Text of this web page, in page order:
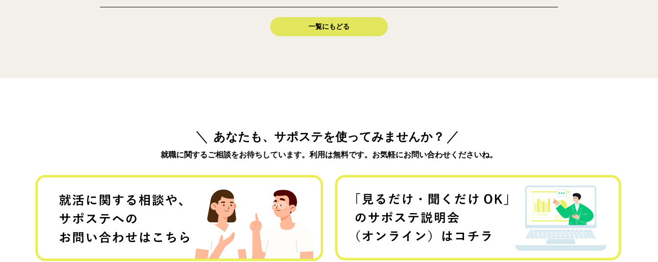
一覧にもどる
あなたも、サポステを使ってみませんか？
就職に関するご相談をお待ちしています。利用は無料です。お気軽にお問い合わせくださいね。